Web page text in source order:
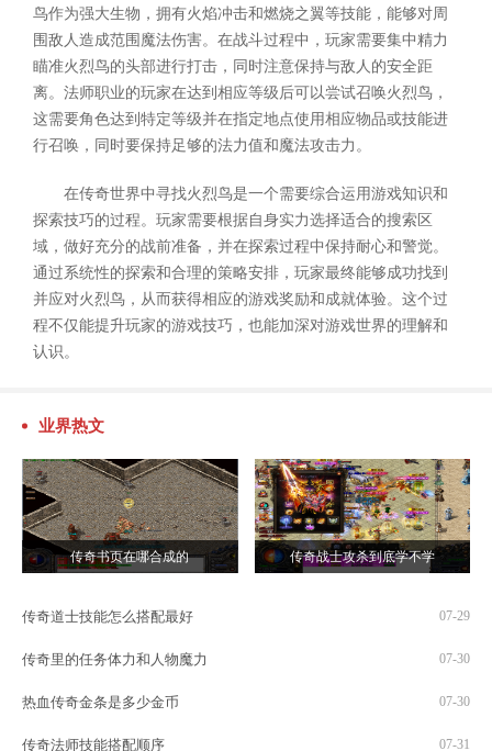
鸟作为强大生物，拥有火焰冲击和燃烧之翼等技能，能够对周
围敌人造成范围魔法伤害。在战斗过程中，玩家需要集中精力
瞄准火烈鸟的头部进行打击，同时注意保持与敌人的安全距
离。法师职业的玩家在达到相应等级后可以尝试召唤火烈鸟，
这需要角色达到特定等级并在指定地点使用相应物品或技能进
行召唤，同时要保持足够的法力值和魔法攻击力。
在传奇世界中寻找火烈鸟是一个需要综合运用游戏知识和
探索技巧的过程。玩家需要根据自身实力选择适合的搜索区
域，做好充分的战前准备，并在探索过程中保持耐心和警觉。
通过系统性的探索和合理的策略安排，玩家最终能够成功找到
并应对火烈鸟，从而获得相应的游戏奖励和成就体验。这个过
程不仅能提升玩家的游戏技巧，也能加深对游戏世界的理解和
认识。
业界热文
传奇书页在哪合成的 传奇战士攻杀到底学不学
传奇道士技能怎么搭配最好 07-29
传奇里的任务体力和人物魔力 07-30
热血传奇金条是多少金币 07-30
传奇法师技能搭配顺序 07-31